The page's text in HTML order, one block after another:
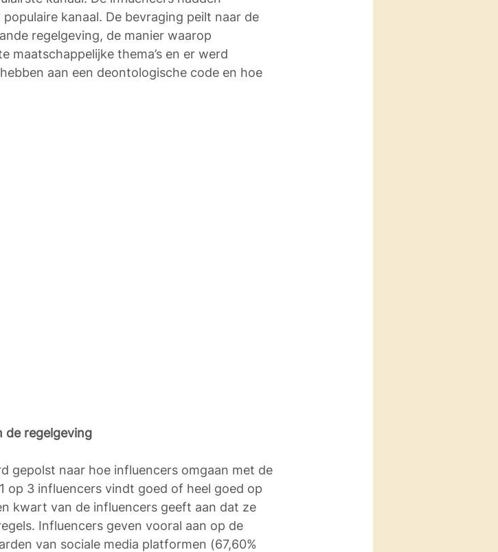
kanaal. De bevraging peilt naar de
regelgeving, de manier waarop
maatschappelijke thema’s en er werd
aan een deontologische code en hoe
de regelgeving
gepolst naar hoe influencers omgaan met de
op 3 influencers vindt goed of heel goed op
kwart van de influencers geeft aan dat ze
Influencers geven vooral aan op de
van sociale media platformen (67,60%